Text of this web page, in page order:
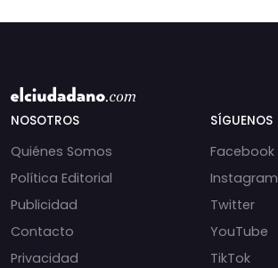
NOSOTROS
Quiénes Somos
Política Editorial
Publicidad
Contacto
Privacidad
SÍGUENOS
Facebook
Instagram
Twitter
YouTube
TikTok